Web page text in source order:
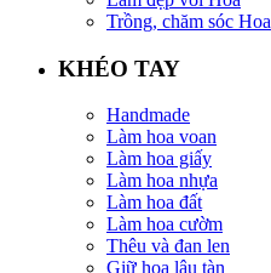
Trồng, chăm sóc Hoa
KHÉO TAY
Handmade
Làm hoa voan
Làm hoa giấy
Làm hoa nhựa
Làm hoa đất
Làm hoa cườm
Thêu và đan len
Giữ hoa lâu tàn